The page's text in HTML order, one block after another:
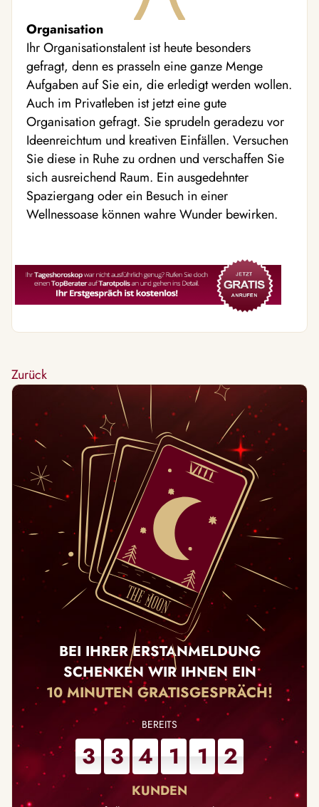
Organisation
Ihr Organisationstalent ist heute besonders
gefragt, denn es prasseln eine ganze Menge
Aufgaben auf Sie ein, die erledigt werden wollen.
Auch im Privatleben ist jetzt eine gute
Organisation gefragt. Sie sprudeln geradezu vor
Ideenreichtum und kreativen Einfällen. Versuchen
Sie diese in Ruhe zu ordnen und verschaffen Sie
sich ausreichend Raum. Ein ausgedehnter
Spaziergang oder ein Besuch in einer
Wellnessoase können wahre Wunder bewirken.
Zurück
BEI IHRER ERSTANMELDUNG
SCHENKEN WIR IHNEN EIN
10 MINUTEN GRATISGESPRÄCH!
3 3 4 1 1 2